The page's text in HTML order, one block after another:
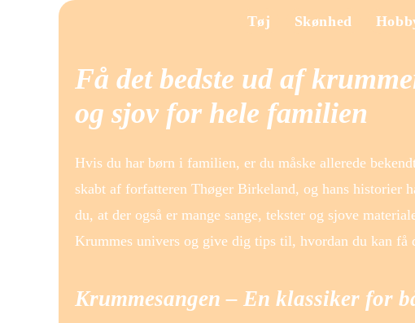
Tøj Skønhed
Få det bedste ud af
og sjov for hele familien
Hvis du har børn i familien, er du måske allerede
skabt af forfatteren Thøger Birkeland, og hans historier
du, at der også er mange sange, tekster og sjove
Krummes univers og give dig tips til, hvordan du kan få
Krummesangen – En klassiker for